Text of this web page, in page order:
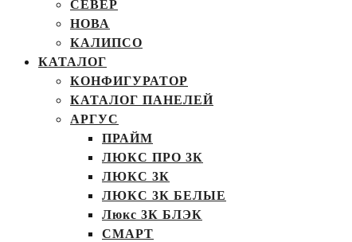
СЕВЕР
НОВА
КАЛИПСО
КАТАЛОГ
КОНФИГУРАТОР
КАТАЛОГ ПАНЕЛЕЙ
АРГУС
ПРАЙМ
ЛЮКС ПРО 3К
ЛЮКС 3К
ЛЮКС 3К БЕЛЫЕ
Люкс 3К БЛЭК
СМАРТ